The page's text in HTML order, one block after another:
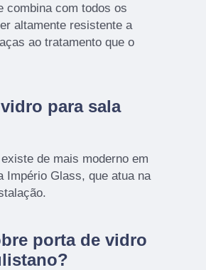
combina com todos os
altamente resistente a
ao tratamento que o
para sala
de mais moderno em
Império Glass, que atua na
porta de vidro